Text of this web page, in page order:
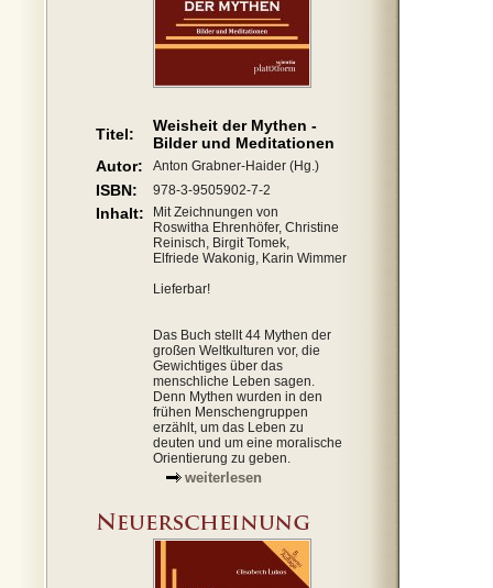
Titel:
Weisheit der Mythen -
Bilder und Meditationen
Autor:
Anton Grabner-Haider (Hg.)
ISBN: 978-3-9505902-7-2
Inhalt:
Mit Zeichnungen von
Roswitha Ehrenhöfer, Christine
Reinisch, Birgit Tomek,
Elfriede Wakonig, Karin Wimmer
Lieferbar!
Das Buch stellt 44 Mythen der
großen Weltkulturen vor, die
Gewichtiges über das
menschliche Leben sagen.
Denn Mythen wurden in den
frühen Menschengruppen
erzählt, um das Leben zu
deuten und um eine moralische
Orientierung zu geben.
weiterlesen